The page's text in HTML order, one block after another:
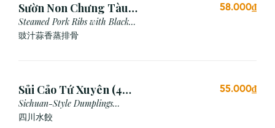
Sườn Non Chưng Tàu
Xì Tỏi
Steamed Pork Ribs with Black
Bean & Garlic Sauce
豉汁蒜香蒸排骨
58.000₫
Sủi Cảo Tứ Xuyên (4
viên)
Sichuan-Style Dumplings
(Spicy)
四川水餃
55.000₫